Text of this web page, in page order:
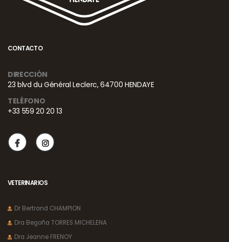
CONTACTO
DIRECCIÓN
23 blvd du Général Leclerc, 64700 HENDAYE
TELÉFONO
+33 559 20 20 13
VETERINARIOS
Dr Bertrand CHAMPION
Dra Begoña TORRES MICHELENA
Dra Jeanne FRENOY